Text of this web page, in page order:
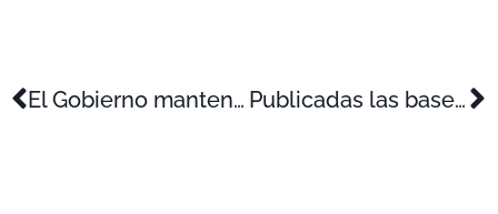
El Gobierno mantendrá las deducciones fiscales por I+D+i Publicadas las bases de REINDUS 2014 (ayudas a la inversión industrial)